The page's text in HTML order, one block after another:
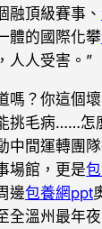
融頂級賽事、
體的國際化攀
人人受害。”
？你這個
挑毛病……
間運轉團
場館，更是
邊包養網ppt
全溫州最年